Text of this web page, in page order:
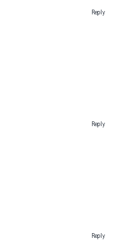
Reply
Reply
Reply